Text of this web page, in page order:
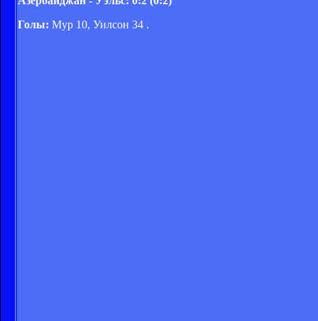
Голы: Мур 10, Уилсон 34 .